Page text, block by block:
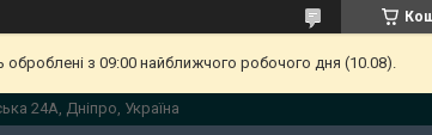
з 09:00 найближчого робочого дня (10.08).
24А, Дніпро, Україна